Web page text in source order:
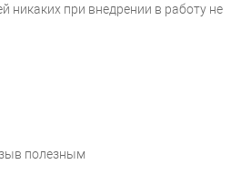
никаких при внедрении в работу не
Единственные отличия в
Штрих работает шустрее
надежно они оба.
полезным